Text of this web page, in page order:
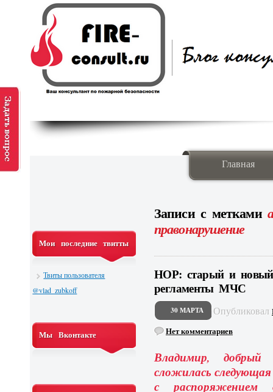
Главная
Записи с метками
правонарушение
НОР: старый и новый
регламенты МЧС
30 МАРТА Опубликовал
Нет комментариев
Владимир,
сложилась
с распоряжением
Мои последние твитты
Твиты пользователя
@vlad_zubkoff
Мы Вконтакте